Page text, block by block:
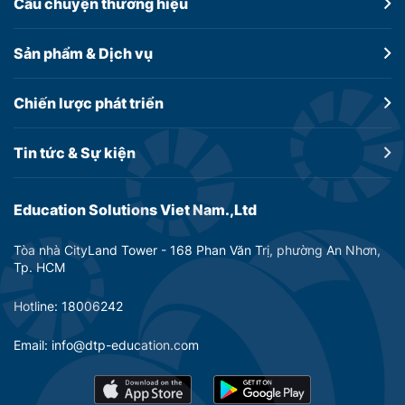
Education Solutions Viet Nam.,Ltd
Tòa nhà CityLand Tower - 168 Phan Văn Trị, phường An Nhơn,
Tp. HCM
Hotline: 18006242
Email: info@dtp-education.com
Sản phẩm &Dịch vụ
Chiến lược phát triển
Tin tức &Sự kiện